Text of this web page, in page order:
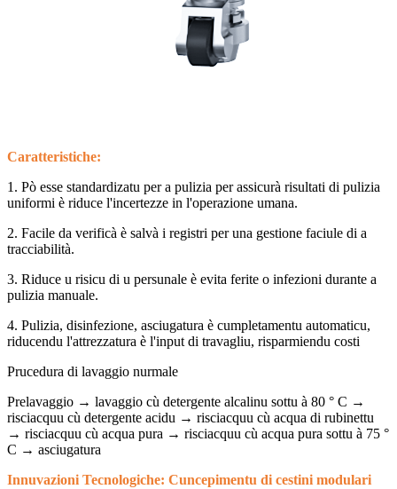
Caratteristiche:
1. Pò esse standardizatu per a pulizia per assicurà risultati di pulizia
uniformi è riduce l'incertezze in l'operazione umana.
2. Facile da verificà è salvà i registri per una gestione faciule di a
tracciabilità.
3. Riduce u risicu di u persunale è evita ferite o infezioni durante a
pulizia manuale.
4. Pulizia, disinfezione, asciugatura è cumpletamentu automaticu,
riducendu l'attrezzatura è l'input di travagliu, risparmiendu costi
Prucedura di lavaggio nurmale
Prelavaggio → lavaggio cù detergente alcalinu sottu à 80 ° C →
risciacquu cù detergente acidu → risciacquu cù acqua di rubinettu
→ risciacquu cù acqua pura → risciacquu cù acqua pura sottu à 75 °
C → asciugatura
Innuvazioni Tecnologiche: Cuncepimentu di cestini modulari